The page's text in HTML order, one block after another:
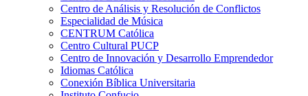
Centro de Análisis y Resolución de Conflictos
Especialidad de Música
CENTRUM Católica
Centro Cultural PUCP
Centro de Innovación y Desarrollo Emprendedor
Idiomas Católica
Conexión Bíblica Universitaria